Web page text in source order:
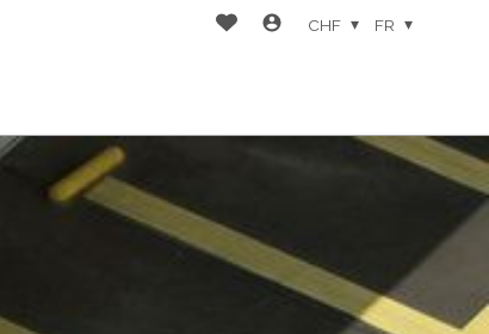
CHF FR